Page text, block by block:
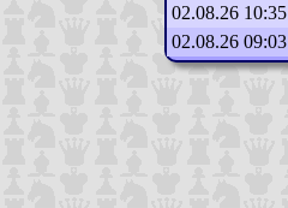
02.08.26 10:35
02.08.26 09:03